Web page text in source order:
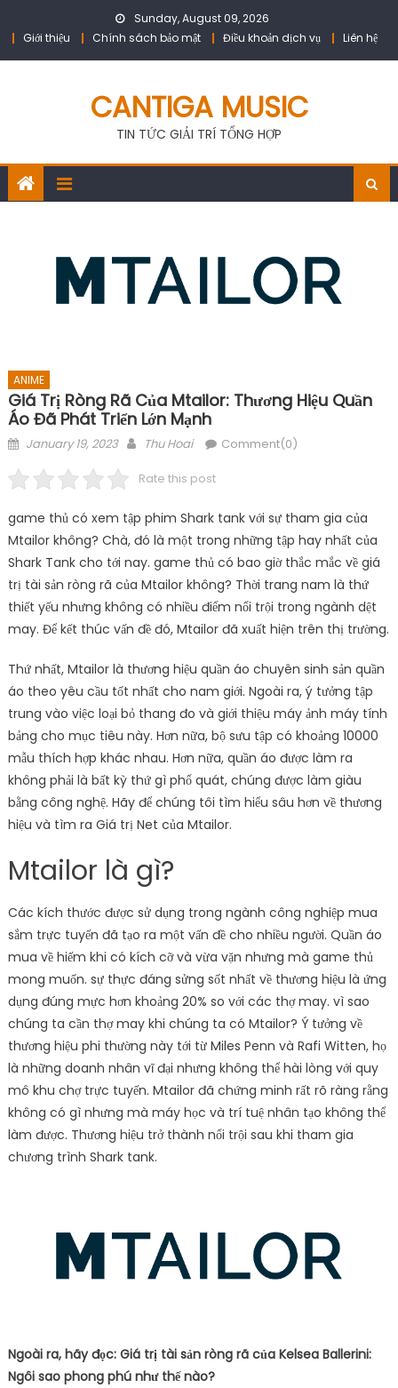
Sunday, August 09, 2026
Giới thiệu
Chính sách bảo mật Điều khoản dịch vụ Liên hệ
CANTIGA MUSIC
TIN TỨC GIẢI TRÍ TỔNG HỢP
ANIME
Giá Trị Ròng Rã Của Mtailor: Thương Hiệu Quần
Áo Đã Phát Triển Lớn Mạnh
Posted
January 19, 2023 Author
Thu Hoai Comment(0)
Rate this post
game thủ có xem tập phim Shark tank với sự tham gia của
Mtailor không? Chà, đó là một trong những tập hay nhất của
Shark Tank cho tới nay. game thủ có bao giờ thắc mắc về giá
trị tài sản ròng rã của Mtailor không? Thời trang nam là thứ
thiết yếu nhưng không có nhiều điểm nổi trội trong ngành dệt
may. Để kết thúc vấn đề đó, Mtailor đã xuất hiện trên thị trường.
Thứ nhất, Mtailor là thương hiệu quần áo chuyên sinh sản quần
áo theo yêu cầu tốt nhất cho nam giới. Ngoài ra, ý tưởng tập
trung vào việc loại bỏ thang đo và giới thiệu máy ảnh máy tính
bảng cho mục tiêu này. Hơn nữa, bộ sưu tập có khoảng 10000
mẫu thích hợp khác nhau. Hơn nữa, quần áo được làm ra
không phải là bất kỳ thứ gì phổ quát, chúng được làm giàu
bằng công nghệ. Hãy để chúng tôi tìm hiểu sâu hơn về thương
hiệu và tìm ra Giá trị Net của Mtailor.
Mtailor là gì?
Các kích thước được sử dụng trong ngành công nghiệp mua
sắm trực tuyến đã tạo ra một vấn đề cho nhiều người. Quần áo
mua về hiếm khi có kích cỡ và vừa vặn nhưng mà game thủ
mong muốn. sự thực đáng sửng sốt nhất về thương hiệu là ứng
dụng đúng mực hơn khoảng 20% ​​so với các thợ may. vì sao
chúng ta cần thợ may khi chúng ta có Mtailor? Ý tưởng về
thương hiệu phi thường này tới từ Miles Penn và Rafi Witten, họ
là những doanh nhân vĩ đại nhưng không thể hài lòng với quy
mô khu chợ trực tuyến. Mtailor đã chứng minh rất rõ ràng rằng
không có gì nhưng mà máy học và trí tuệ nhân tạo không thể
làm được. Thương hiệu trở thành nổi trội sau khi tham gia
chương trình Shark tank.
Ngoài ra, hãy đọc: Giá trị tài sản ròng rã của Kelsea Ballerini:
Ngôi sao phong phú như thế nào?